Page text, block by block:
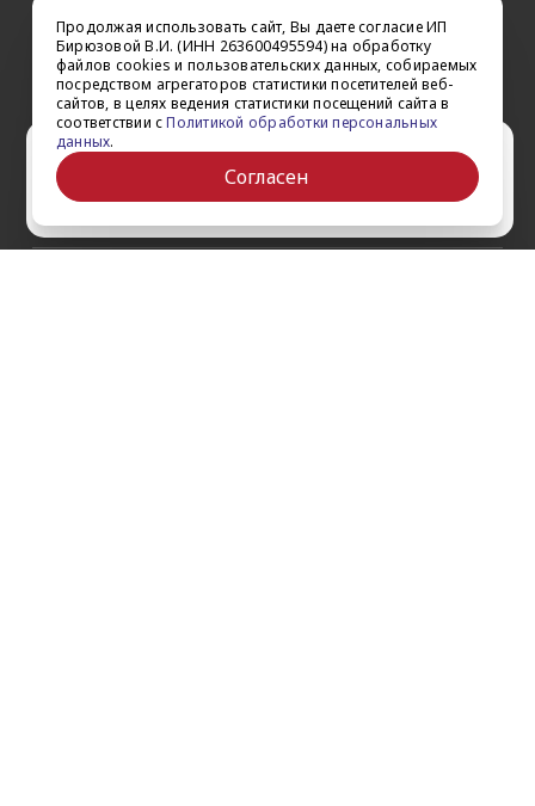
Продолжая использовать сайт, Вы даете согласие ИП
Бирюзовой В.И. (ИНН 263600495594) на обработку
файлов cookies и пользовательских данных, собираемых
посредством агрегаторов статистики посетителей веб-
сайтов, в целях ведения статистики посещений сайта в
соответствии сПолитикой обработки персональных
данных.
Согласен
Ваш город Ставрополь?
Да Выбрать другой
iPad Pro 13'' (2024)
iPad Pro 11'' (2024)
iPad Air 13'' (2024)
iPad Air 11" (2024)
iPad mini 7
iPad Pro 12.9'' (2022)
iPad Pro 11'' (2022)
Квадрокоптеры
Apple TV
Dyson
Сертификаты